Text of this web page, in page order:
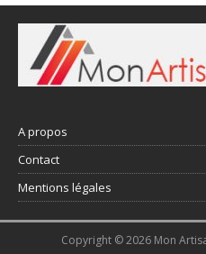
A propos
Contact
Mentions légales
Copyright © 2026 Mon